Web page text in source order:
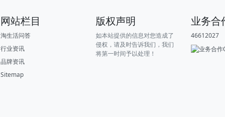
网站栏目
淘生活问答
行业资讯
品牌资讯
Sitemap
版权声明
如本站提供的信息对您造成了
侵权，请及时告诉我们，我们
将第一时间予以处理！
业务合
46612027